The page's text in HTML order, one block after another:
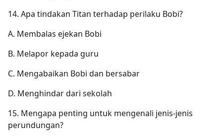
14. Apa tindakan Titan terhadap perilaku Bobi?
A. Membalas ejekan Bobi
B. Melapor kepada guru
C. Mengabaikan Bobi dan bersabar
D. Menghindar dari sekolah
15. Mengapa penting untuk mengenali jenis-jenis
perundungan?